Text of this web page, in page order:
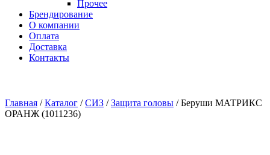
Прочее
Брендирование
О компании
Оплата
Доставка
Контакты
Главная / Каталог / СИЗ / Защита головы / Беруши МАТРИКС
ОРАНЖ (1011236)